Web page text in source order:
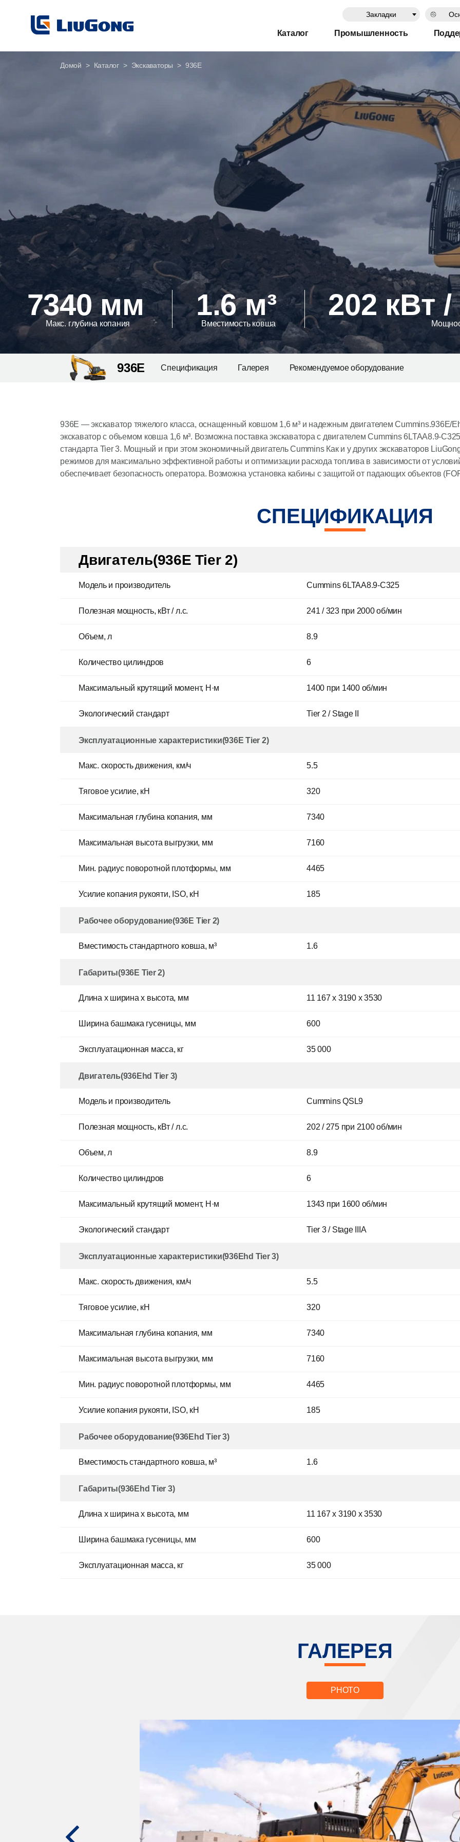
Закладки
Каталог Промышленность
7340 мм
Макс. глубина копания
1.6 м³
Вместимость ковша
202 кВт
Домой Каталог Экскаваторы 936E
936E Спецификация Галерея Рекомендуемое оборудование
936Е — экскаватор тяжелого класса, оснащенный ковшом 1,6 м³ и надежным двигателем Cummins.936Е/
экскаватор с объемом ковша 1,6 м³. Возможна поставка экскаватора с двигателем Cummins 6LTAA8.9-
стандарта Tier 3. Мощный и при этом экономичный двигатель Cummins Как и у других экскаваторов
режимов для максимально эффективной работы и оптимизации расхода топлива в зависимости от
обеспечивает безопасность оператора. Возможна установка кабины с защитой от падающих объектов
СПЕЦИФИКАЦИЯ
Двигатель(936E Tier 2)
Модель и производитель Cummins 6LTAA8.9-C325
Полезная мощность, кВт / л.с. 241 / 323 при 2000 об/мин
Объем, л 8.9
Количество цилиндров 6
Максимальный крутящий момент, Н·м 1400 при 1400 об/мин
Экологический стандарт Tier 2 / Stage II
Эксплуатационные характеристики(936E Tier 2)
Макс. скорость движения, км/ч 5.5
Тяговое усилие, кН 320
Максимальная глубина копания, мм 7340
Максимальная высота выгрузки, мм 7160
Мин. радиус поворотной плотформы, мм 4465
Усилие копания рукояти, ISO, кН 185
Рабочее оборудование(936E Tier 2)
Вместимость стандартного ковша, м³ 1.6
Габариты(936E Tier 2)
Длина x ширина x высота, мм 11 167 x 3190 x 3530
Ширина башмака гусеницы, мм 600
Эксплуатационная масса, кг 35 000
Двигатель(936Ehd Tier 3)
Модель и производитель Cummins QSL9
Полезная мощность, кВт / л.с. 202 / 275 при 2100 об/мин
Объем, л 8.9
Количество цилиндров 6
Максимальный крутящий момент, Н·м 1343 при 1600 об/мин
Экологический стандарт Tier 3 / Stage IIIA
Эксплуатационные характеристики(936Ehd Tier 3)
Макс. скорость движения, км/ч 5.5
Тяговое усилие, кН 320
Максимальная глубина копания, мм 7340
Максимальная высота выгрузки, мм 7160
Мин. радиус поворотной плотформы, мм 4465
Усилие копания рукояти, ISO, кН 185
Рабочее оборудование(936Ehd Tier 3)
Вместимость стандартного ковша, м³ 1.6
Габариты(936Ehd Tier 3)
Длина x ширина x высота, мм 11 167 x 3190 x 3530
Ширина башмака гусеницы, мм 600
Эксплуатационная масса, кг 35 000
ГАЛЕРЕЯ
PHOTO